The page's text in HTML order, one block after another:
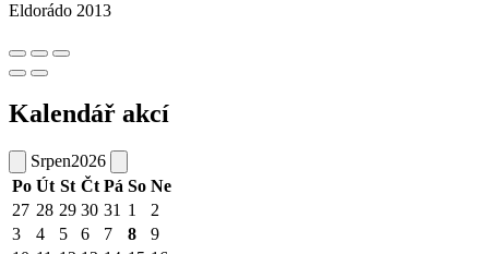
Eldorádo 2013
Kalendář akcí
Srpen2026
Po Út St Čt Pá So Ne
27 28 29 30 31 1
2
3
4 5 6 7 8
9